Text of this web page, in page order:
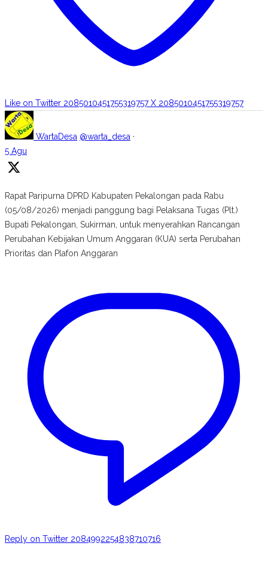
Like on Twitter 2085010451755319757 X 2085010451755319757
WartaDesa @warta_desa ·
5 Agu
Rapat Paripurna DPRD Kabupaten Pekalongan pada Rabu
(05/08/2026) menjadi panggung bagi Pelaksana Tugas (Plt.)
Bupati Pekalongan, Sukirman, untuk menyerahkan Rancangan
Perubahan Kebijakan Umum Anggaran (KUA) serta Perubahan
Prioritas dan Plafon Anggaran
Reply on Twitter 2084992254838710716